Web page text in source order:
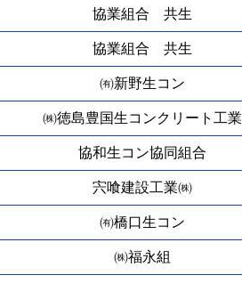
協業組合 共生
協業組合 共生
㈲新野生コン
㈱徳島豊国生コンクリート工業
協和生コン協同組合
宍喰建設工業㈱
㈲橋口生コン
㈱福永組